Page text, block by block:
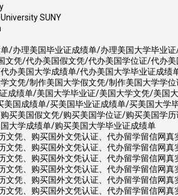
SUNY
办理美国毕业证成绩单/办理美国大学毕业
凭/代办美国假文凭/代办美国学位证/代办
美国大学成绩单/代办美国大学毕业证成
凭/制作美国大学假文凭/制作美国大学学
绩单/美国大学毕业证/美国大学文凭/美国
国成绩单/买美国毕业证成绩单/买美国大
美国假文凭/购买美国学位证/购买美国学
大学成绩单/购买美国大学毕业证成绩单
凭、购买国外文凭认证、代办留学留信网
凭、购买国外文凭认证、代办留学留信网
凭、购买国外文凭认证、代办留学留信网
凭、购买国外文凭认证、代办留学留信网
凭、购买国外文凭认证、代办留学留信网
凭、购买国外文凭认证、代办留学留信网